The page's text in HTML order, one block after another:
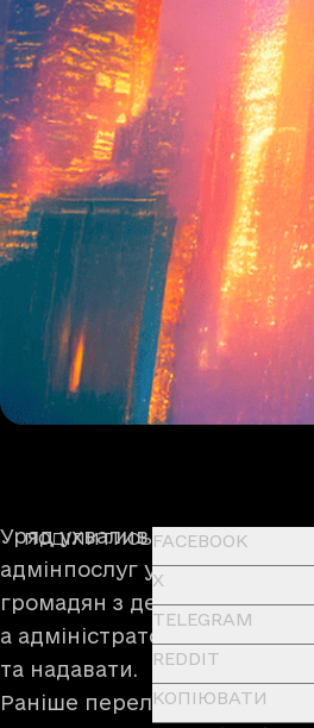
ПОДІЛИТИСЬFACEBOOK
X
TELEGRAM
REDDIT
КОПІЮВАТИ
Уряд ухвалив постанову,
адмінпослуг у ЦНАПах.
громадян з державою:
а адміністратори та ЦОВВ —
та надавати.
Раніше перелік